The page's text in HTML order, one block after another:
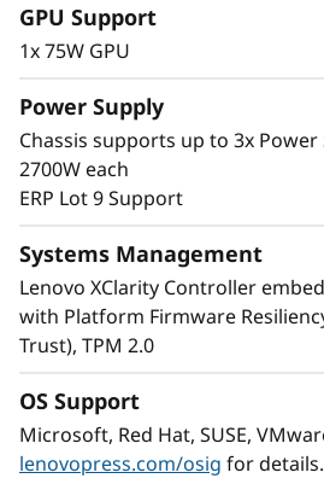
a
D
e
n
d
a
d
Optimización flexible de
El formato modular
aumenta la flexibilidad de su
bastidor. Comience con un
necesite; puede combinar
chasis para satisfacer sus
procesamiento.
Con el doble de densidad, los
aumentar fácilmente el
aumentando la densidad de
en dimensiones reducidas.
GPU Support
1x 75W GPU
Power Supply
Chassis supports up to 3x
2700W each
ERP Lot 9 Support
Systems Management
Lenovo XClarity Controller
with Platform Firmware
Trust), TPM 2.0
OS Support
Microsoft, Red Hat, SUSE,
lenovopress.com/osig for details.